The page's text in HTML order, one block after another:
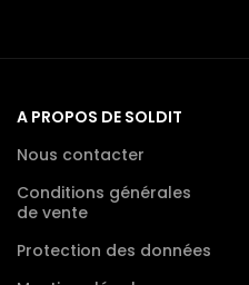
A PROPOS DE SOLDIT
Nous contacter
Conditions générales
de vente
Protection des données